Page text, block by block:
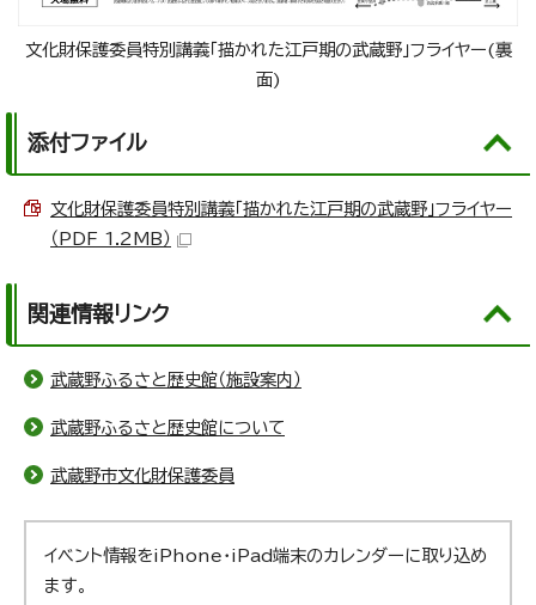
文化財保護委員特別講義「描かれた江戸期の武蔵野」フライヤー(裏
面)
添付ファイル
文化財保護委員特別講義「描かれた江戸期の武蔵野」フライヤー
（PDF 1.2MB）
関連情報リンク
武蔵野ふるさと歴史館（施設案内）
武蔵野ふるさと歴史館について
武蔵野市文化財保護委員
イベント情報をiPhone・iPad端末のカレンダーに取り込め
ます。